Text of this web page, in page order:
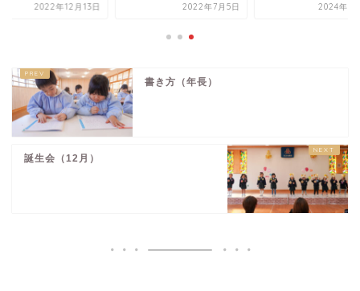
2022年12月13日 2022年7月5日 2024年5
書き方（年長）
誕生会（12月）